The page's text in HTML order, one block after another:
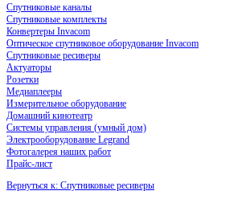
Спутниковые каналы
Спутниковые комплекты
Конвертеры Invacom
Оптическое спутниковое оборудование Invacom
Спутниковые ресиверы
Актуаторы
Розетки
Медиаплееры
Измерительное оборудование
Домашний кинотеатр
Системы управления (умный дом)
Электрооборудование Legrand
Фотогалерея наших работ
Прайс-лист
Вернуться к: Спутниковые ресиверы